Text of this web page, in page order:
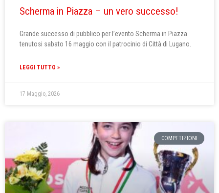
Scherma in Piazza – un vero successo!
Grande successo di pubblico per l’evento Scherma in Piazza
tenutosi sabato 16 maggio con il patrocinio di Città di Lugano.
LEGGI TUTTO »
17 Maggio, 2026
COMPETIZIONI